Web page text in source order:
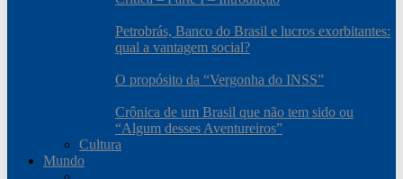
Petrobrás, Banco do Brasil e lucros exorbitantes:
qual a vantagem social?
O propósito da “Vergonha do INSS”
Crônica de um Brasil que não tem sido ou
“Algum desses Aventureiros”
Cultura
Mundo